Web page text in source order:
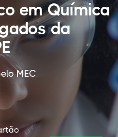
em Química
da
MEC